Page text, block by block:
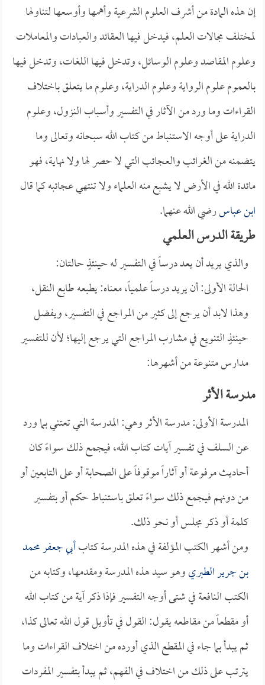
إن هذه المادة من أشرف العلوم الشرعية وأهمها وأوسعها لتناولها
لمختلف مجالات العلم، فيدخل فيها العقائد والعبادات والمعاملات
وعلوم المقاصد وعلوم الوسائل، وتدخل فيها اللغات، وتدخل فيها
بالعموم علوم الرواية وعلوم الدراية، وعلوم ما يتعلق باختلاف
القراءات وما ورد من الآثار في التفسير وأسباب النزول، وعلوم
الدراية على أوجه الاستنباط من كتاب الله سبحانه وتعالى وما
يتضمنه من الغرائب والعجائب التي لا حصر لها ولا نهاية، فهو
مائدة الله في الأرض لا يشبع منه العلماء ولا تنتهي عجائبه كما قال
ابن عباسرضي الله عنهما.
طريقة الدرس العلمي
والذي يريد أن يعد درساً في التفسير له حينئذٍ حالتان:
الحالة الأولى: أن يريد درساً علمياً، معناه: يطبعه طابع النقل،
وهذا لابد أن يرجع إلى كثير من المراجع في التفسير، ويفضل
حينئذٍ التنويع في مشارب المراجع التي يرجع إليها؛ لأن للتفسير
مدارس متنوعة من أشهرها:
مدرسة الأثر
المدرسة الأولى: مدرسة الأثر وهي: المدرسة التي تعتني بما ورد
عن السلف في تفسير آيات كتاب الله، فيجمع ذلك سواءً كان
أحاديث مرفوعة أو آثاراً موقوفاً على الصحابة أو على التابعين أو
من دونهم فيجمع ذلك سواءً تعلق باستنباط حكم أو بتفسير
كلمة أو ذكر مجلس أو نحو ذلك.
ومن أشهر الكتب المؤلفة في هذه المدرسة كتابأبي جعفر محمد
بن جرير الطبريوهو سيد هذه المدرسة ومقدمها، وكتابه من
الكتب النافعة في شتى أوجه التفسير فإذا ذكر آية من كتاب الله
أو مقطعاً من مقاطعه يقول: القول في تأويل قول الله تعالى كذا،
ثم يبدأ بما جاء في المقطع الذي أورده من اختلاف القراءات وما
يترتب على ذلك من اختلاف في الفهم، ثم يبدأ بتفسير المفردات